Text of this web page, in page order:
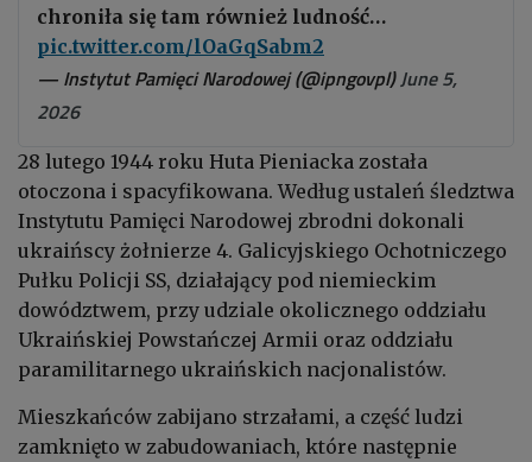
chroniła się tam również ludność…
pic.twitter.com/lOaGqSabm2
— Instytut Pamięci Narodowej (@ipngovpl)June 5,
2026
28 lutego 1944 roku Huta Pieniacka została
otoczona i spacyfikowana. Według ustaleń śledztwa
Instytutu Pamięci Narodowej zbrodni dokonali
ukraińscy żołnierze 4. Galicyjskiego Ochotniczego
Pułku Policji SS, działający pod niemieckim
dowództwem, przy udziale okolicznego oddziału
Ukraińskiej Powstańczej Armii oraz oddziału
paramilitarnego ukraińskich nacjonalistów.
Mieszkańców zabijano strzałami, a część ludzi
zamknięto w zabudowaniach, które następnie